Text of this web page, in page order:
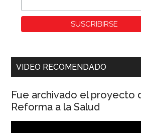
VIDEO RECOMENDADO
Fue archivado el proyecto
Reforma a la Salud